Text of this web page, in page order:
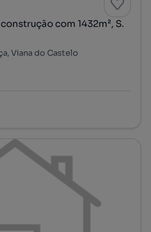
com 1432m², S.
Viana do Castelo